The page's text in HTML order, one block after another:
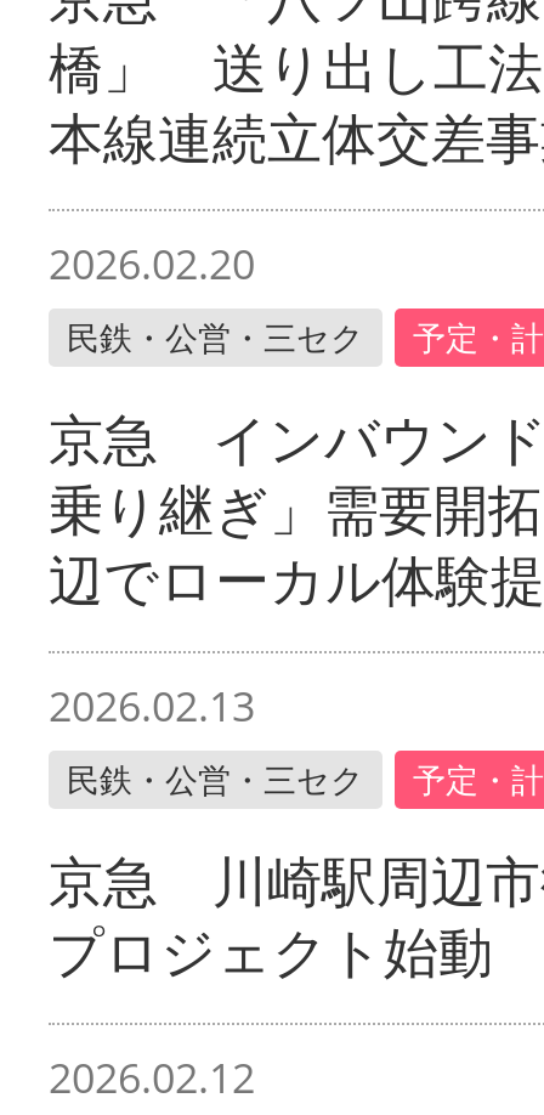
橋」 送り出し工
本線連続立体交差
2026.02.20
民鉄・公営・三セク 予定・
京急 インバウン
乗り継ぎ」需要開
辺でローカル体験
2026.02.13
民鉄・公営・三セク 予定・
京急 川崎駅周辺
プロジェクト始動
2026.02.12